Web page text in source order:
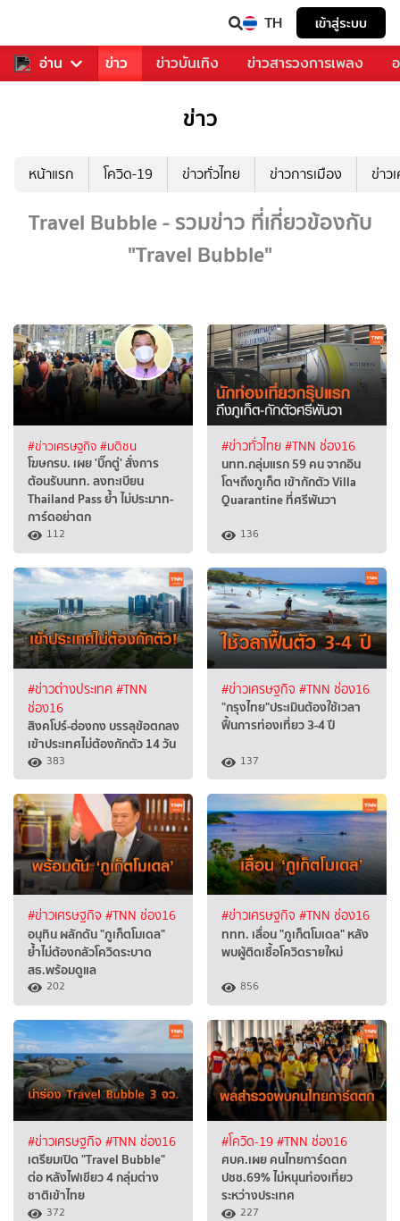
TH เข้าสู่ระบบ
อ่าน
คุณ กีฬา ข่าว ข่าวบันเทิง ข่าวสารวงการเพลง
ข่าว
หน้าแรก โควิด-19 ข่าวทั่วไทย ข่าวการเมือง ข่าว
Travel Bubble - รวมข่าว ที่เกี่ยวข้องกับ
"Travel Bubble"
#ข่าวเศรษฐกิจ #มติชน
โฆษกรบ. เผย 'บิ๊กตู่' สั่งการ
ต้อนรับนทท. ลงทะเบียน
Thailand Pass ย้ำ ไม่ประมาท-
การ์ดอย่าตก
112
#ข่าวทั่วไทย#TNN ช่อง16
นทท.กลุ่มแรก 59 คน จากอิน
โดฯถึงภูเก็ต เข้ากักตัว Villa
Quarantine ที่ศรีพันวา
136
#ข่าวต่างประเทศ #TNN
ช่อง16
สิงคโปร์-ฮ่องกง บรรลุข้อตกลง
เข้าประเทศไม่ต้องกักตัว 14 วัน
383
#ข่าวเศรษฐกิจ #TNN ช่อง16
"กรุงไทย"ประเมินต้องใช้เวลา
ฟื้นการท่องเที่ยว 3-4 ปี
137
#ข่าวเศรษฐกิจ #TNN ช่อง16
อนุทิน ผลักดัน "ภูเก็ตโมเดล"
ย้ำไม่ต้องกลัวโควิดระบาด
สธ.พร้อมดูแล
202
#ข่าวเศรษฐกิจ #TNN ช่อง16
ททท. เลื่อน "ภูเก็ตโมเดล" หลัง
พบผู้ติดเชื้อโควิดรายใหม่
856
#ข่าวเศรษฐกิจ #TNN ช่อง16
เตรียมเปิด "Travel Bubble"
ต่อ หลังไฟเขียว 4 กลุ่มต่าง
ชาติเข้าไทย
372
#โควิด-19#TNN ช่อง16
ศบค.เผย คนไทยการ์ดตก
ปชช.69% ไม่หนุนท่องเที่ยว
ระหว่างประเทศ
227